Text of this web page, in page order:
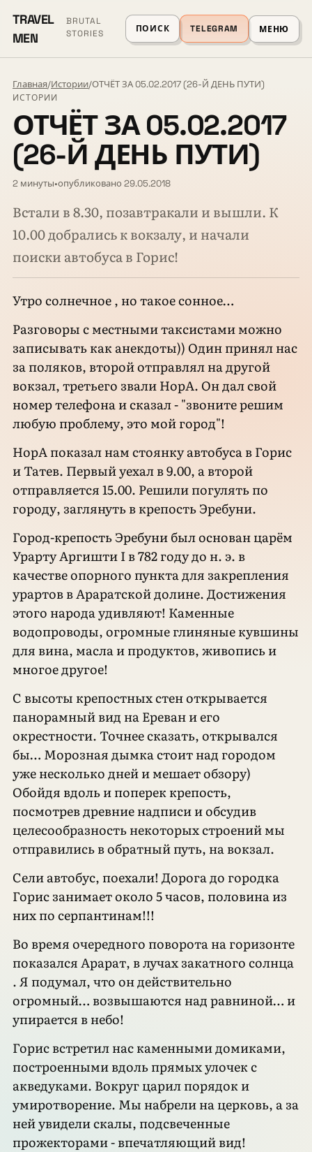
TRAVEL
MEN
BRUTAL
STORIES
ПОИСК TELEGRAM МЕНЮ
Главная/Истории/ОТЧЁТ ЗА 05.02.2017 (26-Й ДЕНЬ ПУТИ)
ИСТОРИИ
ОТЧЁТ ЗА 05.02.2017
(26-Й ДЕНЬ ПУТИ)
2 минуты•опубликовано 29.05.2018
Встали в 8.30, позавтракали и вышли. К
10.00 добрались к вокзалу, и начали
поиски автобуса в Горис!
Утро солнечное , но такое сонное…
Разговоры с местными таксистами можно
записывать как анекдоты)) Один принял нас
за поляков, второй отправлял на другой
вокзал, третьего звали НорА. Он дал свой
номер телефона и сказал - "звоните решим
любую проблему, это мой город"!
НорА показал нам стоянку автобуса в Горис
и Татев. Первый уехал в 9.00, а второй
отправляется 15.00. Решили погулять по
городу, заглянуть в крепость Эребуни.
Город-крепость Эребуни был основан царём
Урарту Аргишти I в 782 году до н. э. в
качестве опорного пункта для закрепления
урартов в Араратской долине. Достижения
этого народа удивляют! Каменные
водопроводы, огромные глиняные кувшины
для вина, масла и продуктов, живопись и
многое другое!
С высоты крепостных стен открывается
панорамный вид на Ереван и его
окрестности. Точнее сказать, открывался
бы… Морозная дымка стоит над городом
уже несколько дней и мешает обзору)
Обойдя вдоль и поперек крепость,
посмотрев древние надписи и обсудив
целесообразность некоторых строений мы
отправились в обратный путь, на вокзал.
Сели автобус, поехали! Дорога до городка
Горис занимает около 5 часов, половина из
них по серпантинам!!!
Во время очередного поворота на горизонте
показался Арарат, в лучах закатного солнца
. Я подумал, что он действительно
огромный… возвышаются над равниной… и
упирается в небо!
Горис встретил нас каменными домиками,
построенными вдоль прямых улочек с
акведуками. Вокруг царил порядок и
умиротворение. Мы набрели на церковь, а за
ней увидели скалы, подсвеченные
прожекторами - впечатляющий вид!